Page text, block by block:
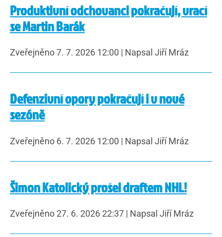
Produktivní odchovanci pokračují, vrací
se Martin Barák
Zveřejněno 7. 7. 2026 12:00 | Napsal Jiří Mráz
Defenzivní opory pokračují i v nové
sezóně
Zveřejněno 6. 7. 2026 12:00 | Napsal Jiří Mráz
Šimon Katolický prošel draftem NHL!
Zveřejněno 27. 6. 2026 22:37 | Napsal Jiří Mráz